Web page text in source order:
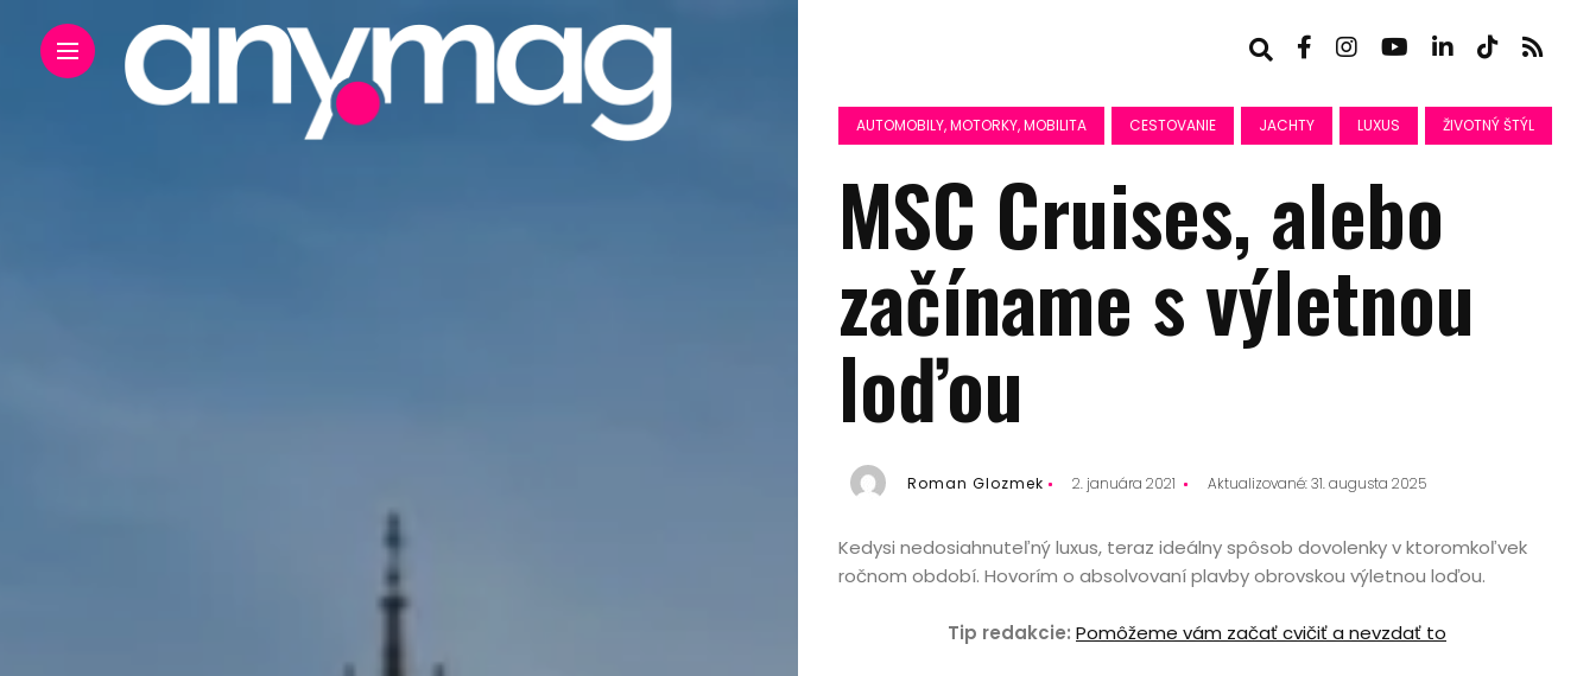
AUTOMOBILY, MOTORKY, MOBILITA CESTOVANIE JACHTY LUXUS ŽIVOTNÝ ŠTÝL
MSC Cruises, alebo
začíname s výletnou
loďou
Roman Glozmek 2. januára 2021 Aktualizované: 31. augusta 2025
Kedysi nedosiahnuteľný luxus, teraz ideálny spôsob dovolenky v ktoromkoľvek
ročnom období. Hovorím o absolvovaní plavby obrovskou výletnou loďou.
Tip redakcie: Pomôžeme vám začať cvičiť a nevzdať to